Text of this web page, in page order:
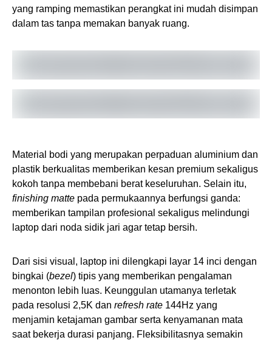
yang ramping memastikan perangkat ini mudah disimpan
dalam tas tanpa memakan banyak ruang.
Material bodi yang merupakan perpaduan aluminium dan
plastik berkualitas memberikan kesan premium sekaligus
kokoh tanpa membebani berat keseluruhan. Selain itu,
finishing matte pada permukaannya berfungsi ganda:
memberikan tampilan profesional sekaligus melindungi
laptop dari noda sidik jari agar tetap bersih.
Dari sisi visual, laptop ini dilengkapi layar 14 inci dengan
bingkai (bezel) tipis yang memberikan pengalaman
menonton lebih luas. Keunggulan utamanya terletak
pada resolusi 2,5K dan refresh rate 144Hz yang
menjamin ketajaman gambar serta kenyamanan mata
saat bekerja durasi panjang. Fleksibilitasnya semakin